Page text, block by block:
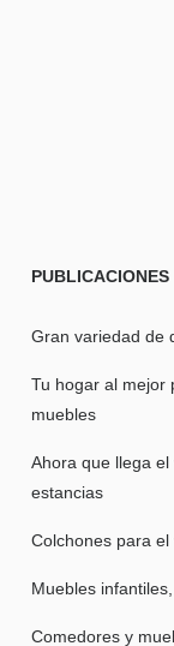
PUBLICACIONES
Gran variedad de
Tu hogar al mejor
muebles
Ahora que llega
estancias
Colchones para el
Muebles
Comedores y